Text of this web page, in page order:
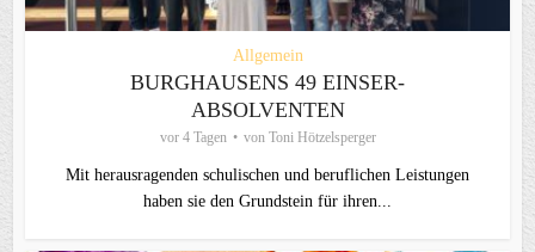
Allgemein
BURGHAUSENS 49 EINSER-
ABSOLVENTEN
vor 4 Tagen von Toni Hötzelsperger
Mit herausragenden schulischen und beruflichen Leistungen
haben sie den Grundstein für ihren...